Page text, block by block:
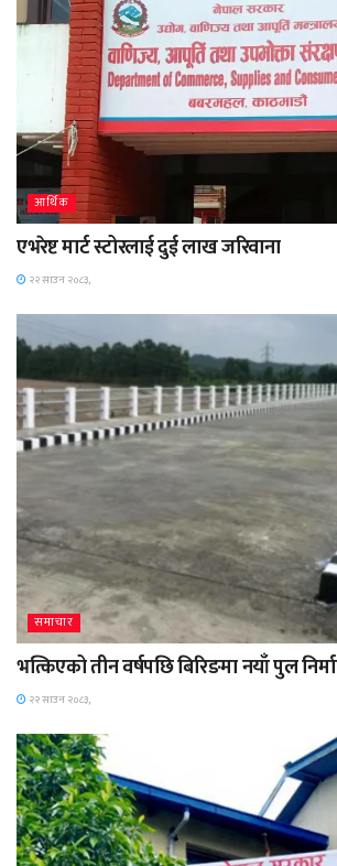
आर्थिक
एभरेष्ट मार्ट स्टोरलाई दुई लाख जरिवाना
२२ साउन २०८३,
समाचार
भत्किएको तीन वर्षपछि बिरिङमा नयाँ पुल
२२ साउन २०८३,